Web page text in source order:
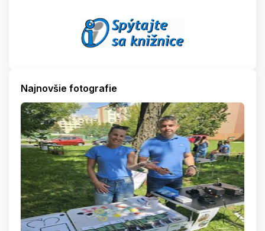
Najnovšie fotografie